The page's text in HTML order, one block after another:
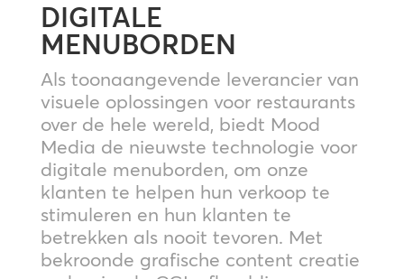
DIGITALE
MENUBORDEN
Als toonaangevende leverancier van
visuele oplossingen voor restaurants
over de hele wereld, biedt Mood
Media de nieuwste technologie voor
digitale menuborden, om onze
klanten te helpen hun verkoop te
stimuleren en hun klanten te
betrekken als nooit tevoren. Met
bekroonde grafische content creatie